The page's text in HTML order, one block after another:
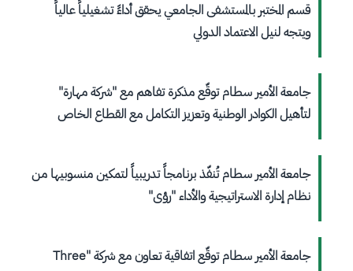
قسم المختبر بالمستشفى الجامعي يحقق أداءً تشغيلياً عالياً
ويتجه لنيل الاعتماد الدولي
جامعة الأمير سطام توقّع مذكرة تفاهم مع "شركة مهارة"
لتأهيل الكوادر الوطنية وتعزيز التكامل مع القطاع الخاص
جامعة الأمير سطام تُنفّذ برنامجاً تدريبياً لتمكين منسوبيها من
نظام إدارة الاستراتيجية والأداء "رؤى"
جامعة الأمير سطام توقّع اتفاقية تعاون مع شركة "Three